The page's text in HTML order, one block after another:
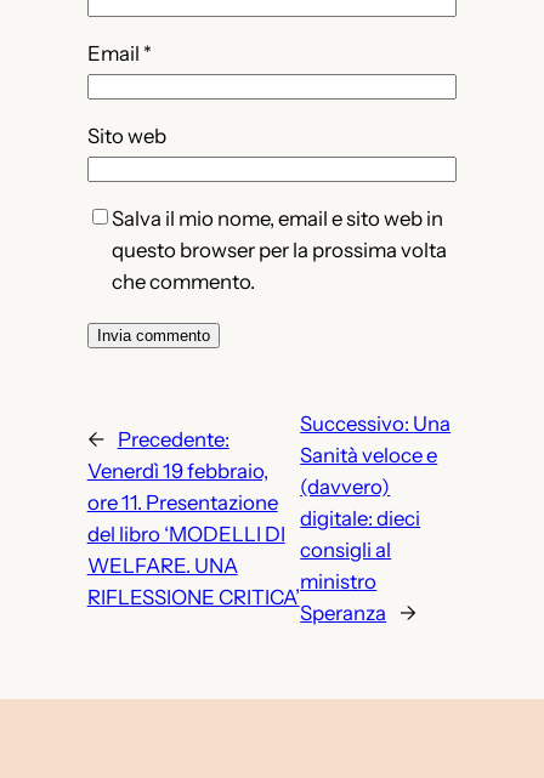
Email *
Sito web
Salva il mio nome, email e sito web in
questo browser per la prossima volta
che commento.
←
Precedente:
Venerdì 19 febbraio,
ore 11. Presentazione
del libro ‘MODELLI DI
WELFARE. UNA
RIFLESSIONE CRITICA’
Successivo: Una
Sanità veloce e
(davvero)
digitale: dieci
consigli al
ministro
Speranza
→